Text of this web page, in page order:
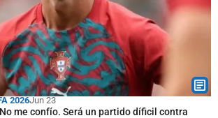
2026Jun 23
me confío. Será un partido díficil contra